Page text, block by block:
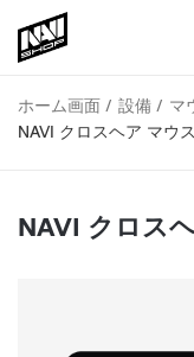
ホーム画面 設備
マ
NAVI クロスヘア マウ
NAVI クロス